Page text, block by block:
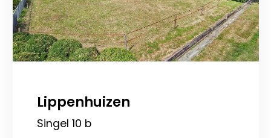
Lippenhuizen
Singel 10 b